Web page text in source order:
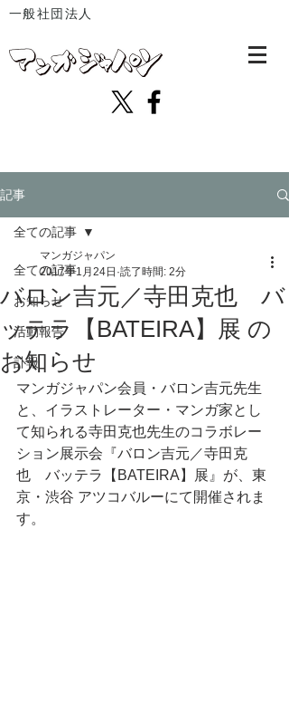
一般社団法人
記事
全ての記事
お知らせ
活動報告
訃報
全ての記事
バロン吉元／寺田克也 バ
ッテラ【BATEIRA】展 の
お知らせ
マンガジャパン
2017年1月24日 読了時間: 2分
マンガジャパン会員・バロン吉元先生
と、イラストレーター・マンガ家とし
て知られる寺田克也先生のコラボレー
ション展示会『バロン吉元／寺田克
也　バッテラ【BATEIRA】展』が、東
京・渋谷 アツコバルーにて開催されま
す。